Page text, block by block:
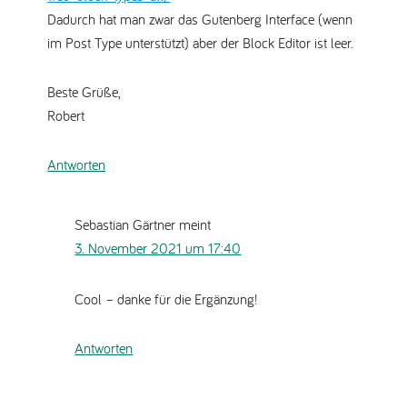
Dadurch hat man zwar das Gutenberg Interface (wenn
im Post Type unterstützt) aber der Block Editor ist leer.
Beste Grüße,
Robert
Antworten
Sebastian Gärtner meint
3. November 2021 um 17:40
Cool – danke für die Ergänzung!
Antworten